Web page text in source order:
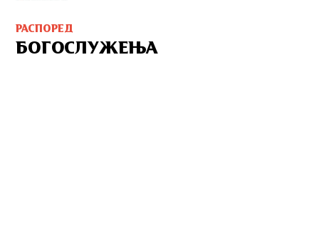
РАСПОРЕД
БОГОСЛУЖЕЊА